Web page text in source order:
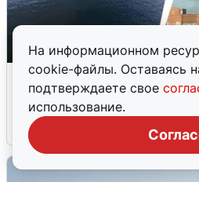
На информационном
cookie-файлы. Оставаясь
подтверждаете свое
использование.
Ночная атака БПЛА
попадания и
6 августа